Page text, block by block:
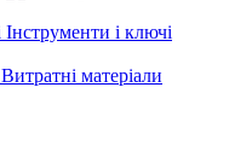
Інструменти і ключі
Витратні матеріали